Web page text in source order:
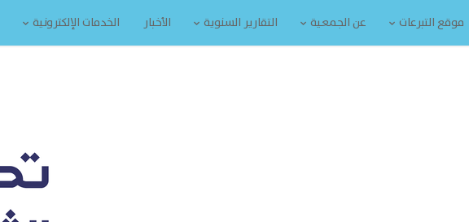
موقع التبرعات عن الجمعية التقارير السنوية الأخبار الخدمات الإلكترونية